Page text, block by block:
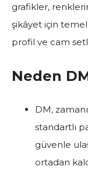
grafikler,
şikâyet için
profil ve cam
Neden
DM,
standartlı
güvenle
ortadan